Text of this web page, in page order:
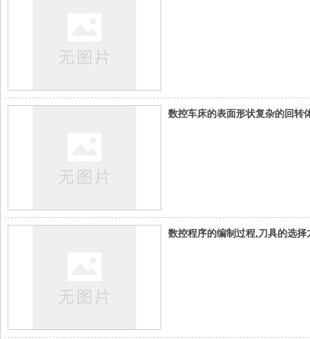
数控车床的表面形状复杂的回转
数控程序的编制过程,刀具的选择